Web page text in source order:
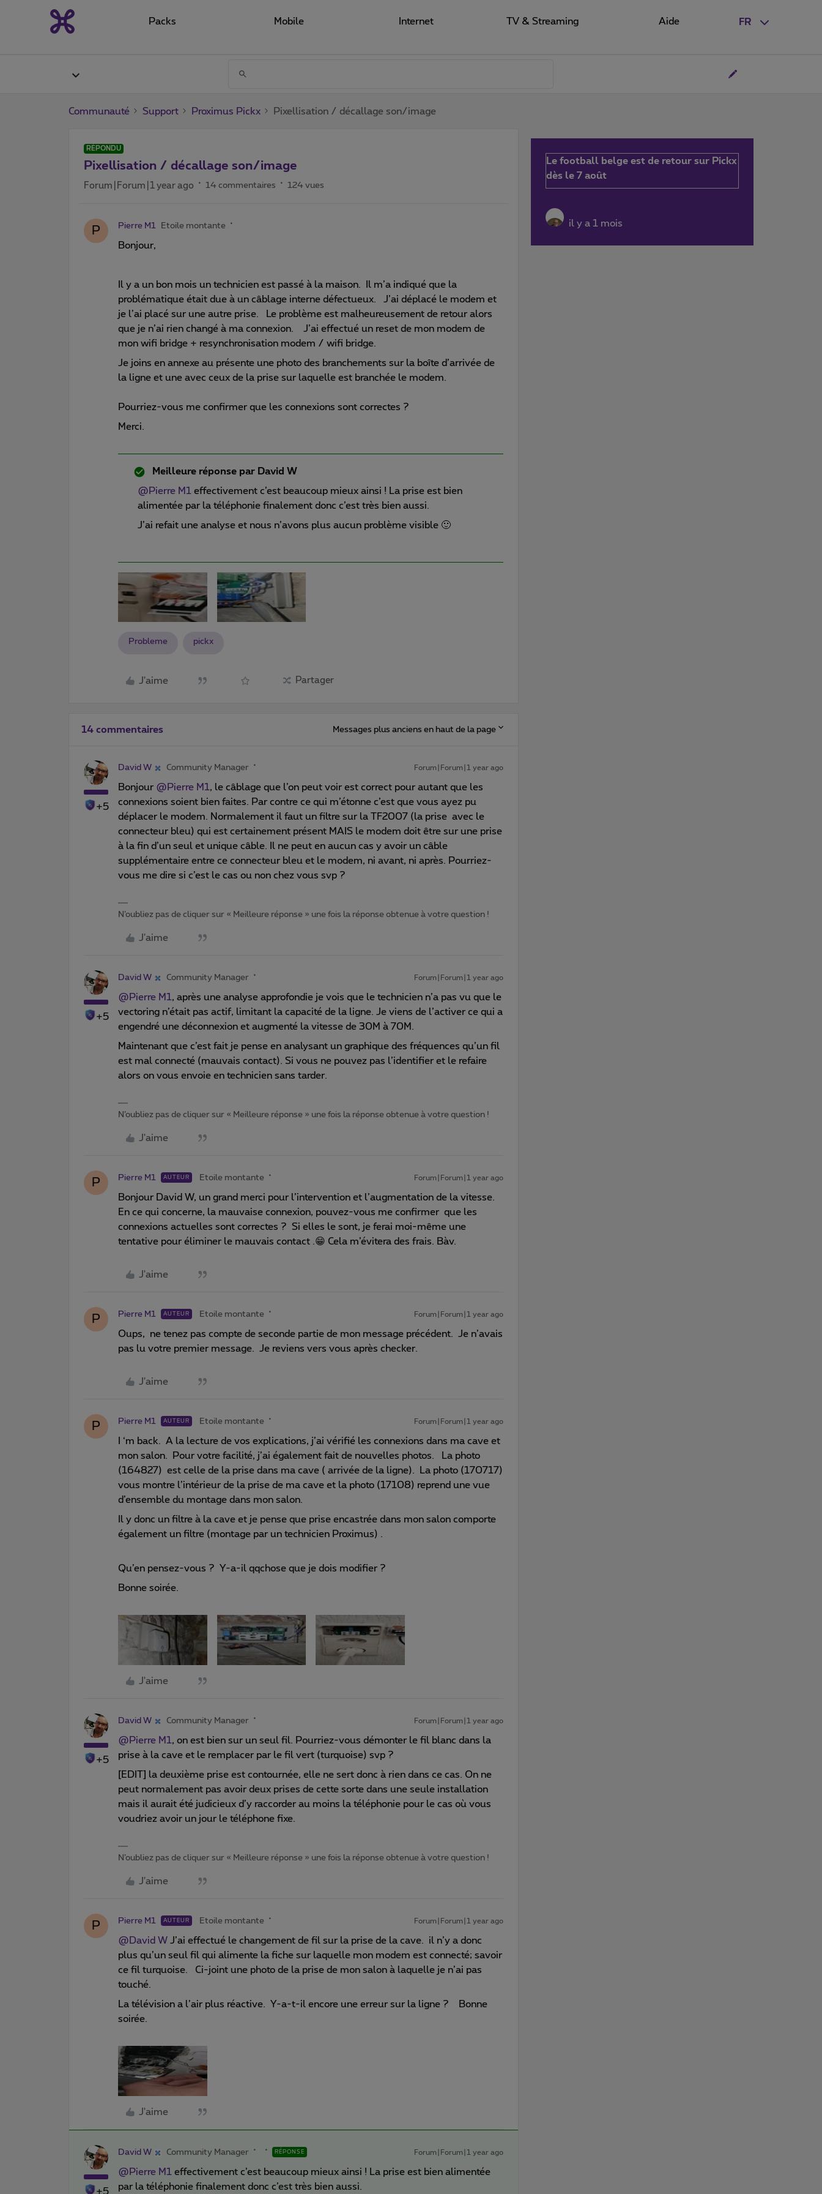
FR
Packs Mobile Internet TV & Streaming Aide
Communauté Support Proximus Pickx Pixellisation / décallage son/image
RÉPONDU
Pixellisation / décallage son/image
Forum|Forum|1 year ago 14 commentaires 124 vues
P Pierre M1 Etoile montante
Bonjour,
Il y a un bon mois un technicien est passé à la maison. Il m’a indiqué que la
problématique était due à un câblage interne défectueux. J’ai déplacé le modem et
je l’ai placé sur une autre prise. Le problème est malheureusement de retour alors
que je n’ai rien changé à ma connexion. J’ai effectué un reset de mon modem de
mon wifi bridge + resynchronisation modem / wifi bridge.
Je joins en annexe au présente une photo des branchements sur la boîte d’arrivée de
la ligne et une avec ceux de la prise sur laquelle est branchée le modem.
Pourriez-vous me confirmer que les connexions sont correctes ?
Merci.
Meilleure réponse par David W
@Pierre M1 effectivement c’est beaucoup mieux ainsi ! La prise est bien
alimentée par la téléphonie finalement donc c’est très bien aussi.
J’ai refait une analyse et nous n’avons plus aucun problème visible 🙂
Probleme pickx
J'aime Partager
14 commentaires Messages plus anciens en haut de la page
+5
David W Community Manager Forum|Forum|1 year ago
Bonjour @Pierre M1, le câblage que l’on peut voir est correct pour autant que les
connexions soient bien faites. Par contre ce qui m’étonne c’est que vous ayez pu
déplacer le modem. Normalement il faut un filtre sur la TF2007 (la prise avec le
connecteur bleu) qui est certainement présent MAIS le modem doit être sur une prise
à la fin d’un seul et unique câble. Il ne peut en aucun cas y avoir un câble
supplémentaire entre ce connecteur bleu et le modem, ni avant, ni après. Pourriez-
vous me dire si c’est le cas ou non chez vous svp ?
N’oubliez pas de cliquer sur « Meilleure réponse » une fois la réponse obtenue à votre question !
J'aime
+5
David W Community Manager Forum|Forum|1 year ago
@Pierre M1, après une analyse approfondie je vois que le technicien n’a pas vu que le
vectoring n’était pas actif, limitant la capacité de la ligne. Je viens de l’activer ce qui a
engendré une déconnexion et augmenté la vitesse de 30M à 70M.
Maintenant que c’est fait je pense en analysant un graphique des fréquences qu’un fil
est mal connecté (mauvais contact). Si vous ne pouvez pas l’identifier et le refaire
alors on vous envoie en technicien sans tarder.
N’oubliez pas de cliquer sur « Meilleure réponse » une fois la réponse obtenue à votre question !
J'aime
P Pierre M1 AUTEUR Etoile montante Forum|Forum|1 year ago
Bonjour David W, un grand merci pour l’intervention et l’augmentation de la vitesse.
En ce qui concerne, la mauvaise connexion, pouvez-vous me confirmer que les
connexions actuelles sont correctes ? Si elles le sont, je ferai moi-même une
tentative pour éliminer le mauvais contact .😁 Cela m’évitera des frais. Bàv.
J'aime
P Pierre M1 AUTEUR Etoile montante Forum|Forum|1 year ago
Oups, ne tenez pas compte de seconde partie de mon message précédent. Je n’avais
pas lu votre premier message. Je reviens vers vous après checker.
J'aime
P Pierre M1 AUTEUR Etoile montante Forum|Forum|1 year ago
I ‘m back. A la lecture de vos explications, j’ai vérifié les connexions dans ma cave et
mon salon. Pour votre facilité, j’ai également fait de nouvelles photos. La photo
(164827) est celle de la prise dans ma cave ( arrivée de la ligne). La photo (170717)
vous montre l’intérieur de la prise de ma cave et la photo (17108) reprend une vue
d’ensemble du montage dans mon salon.
Il y donc un filtre à la cave et je pense que prise encastrée dans mon salon comporte
également un filtre (montage par un technicien Proximus) .
Qu’en pensez-vous ? Y-a-il qqchose que je dois modifier ?
Bonne soirée.
J'aime
+5
David W Community Manager Forum|Forum|1 year ago
@Pierre M1, on est bien sur un seul fil. Pourriez-vous démonter le fil blanc dans la
prise à la cave et le remplacer par le fil vert (turquoise) svp ?
[EDIT] la deuxième prise est contournée, elle ne sert donc à rien dans ce cas. On ne
peut normalement pas avoir deux prises de cette sorte dans une seule installation
mais il aurait été judicieux d’y raccorder au moins la téléphonie pour le cas où vous
voudriez avoir un jour le téléphone fixe.
N’oubliez pas de cliquer sur « Meilleure réponse » une fois la réponse obtenue à votre question !
J'aime
P Pierre M1 AUTEUR Etoile montante Forum|Forum|1 year ago
@David W J’ai effectué le changement de fil sur la prise de la cave. il n’y a donc
plus qu’un seul fil qui alimente la fiche sur laquelle mon modem est connecté; savoir
ce fil turquoise. Ci-joint une photo de la prise de mon salon à laquelle je n’ai pas
touché.
La télévision a l’air plus réactive. Y-a-t-il encore une erreur sur la ligne ? Bonne
soirée.
J'aime
+5
David W Community Manager RÉPONSE Forum|Forum|1 year ago
@Pierre M1 effectivement c’est beaucoup mieux ainsi ! La prise est bien alimentée
par la téléphonie finalement donc c’est très bien aussi.
Le football belge est de retour sur Pickx
dès le 7 août
il y a 1 mois